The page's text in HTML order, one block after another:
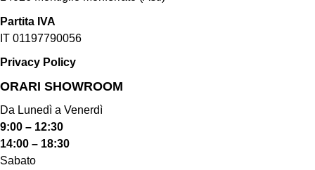
Partita IVA
IT 01197790056
Privacy Policy
ORARI SHOWROOM​
Da Lunedì a Venerdì
9:00 – 12:30
14:00 – 18:30
Sabato